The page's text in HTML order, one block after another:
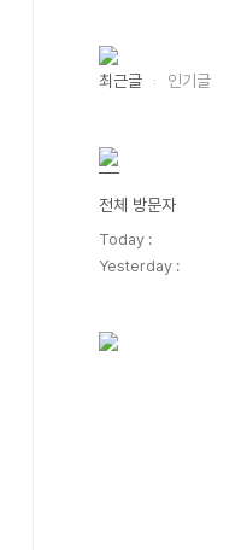
최근글 인기글
전체 방문자
Today :
Yesterday :